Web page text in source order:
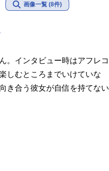
画像一覧 (8件)
。インタビュー時はアフレコ
しむところまでいけていな
き合う彼女が自信を持てない